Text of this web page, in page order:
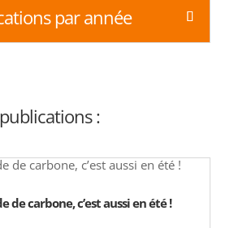
par année
:
de carbone, c’est aussi en été !